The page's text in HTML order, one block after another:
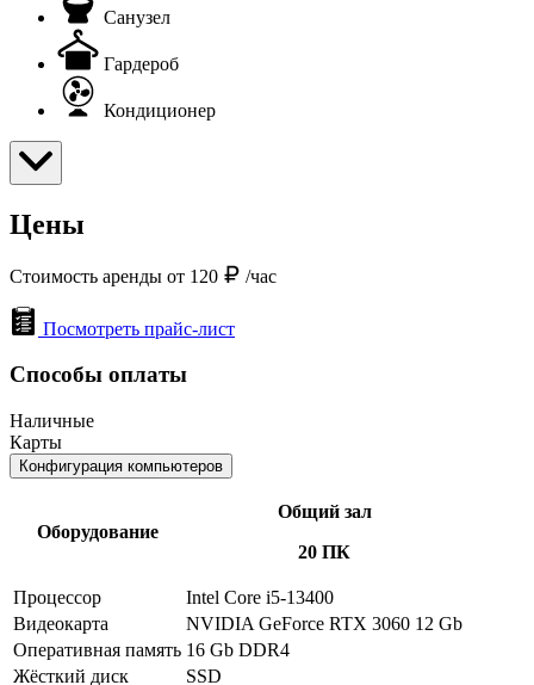
Санузел
Гардероб
Кондиционер
Цены
Стоимость аренды от 120 /час
Посмотреть прайс-лист
Способы оплаты
Наличные
Карты
Конфигурация компьютеров
Оборудование
Общий зал
20 ПК
Процессор
Intel Core i5-13400
Видеокарта
NVIDIA GeForce RTX 3060 12 Gb
Оперативная память 16 Gb DDR4
Жёсткий диск
SSD